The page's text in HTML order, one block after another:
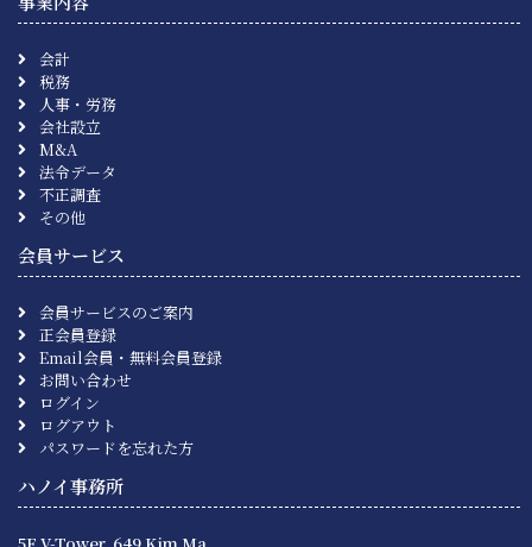
会計
税務
人事・労務
会社設立
M&A
法令データ
不正調査
その他
会員サービス
会員サービスのご案内
正会員登録
Email会員・無料会員登録
お問い合わせ
ログイン
ログアウト
パスワードを忘れた方
ハノイ事務所